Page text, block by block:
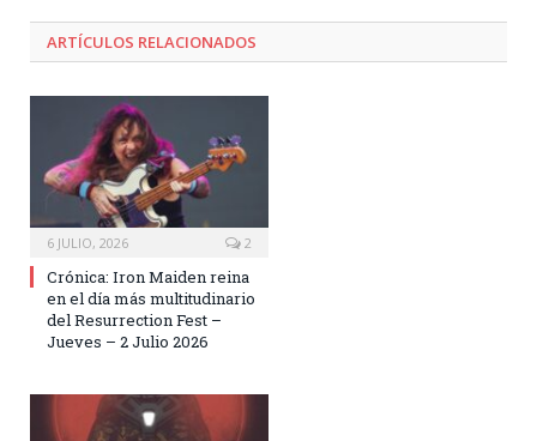
ARTÍCULOS RELACIONADOS
6 JULIO, 2026 2
Crónica: Iron Maiden reina
en el día más multitudinario
del Resurrection Fest –
Jueves – 2 Julio 2026